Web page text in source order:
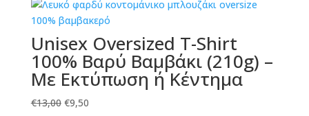
Unisex Oversized T-Shirt
100% Βαρύ Βαμβάκι (210g) –
Με Εκτύπωση ή Κέντημα
€13,00 Original
€9,50Η